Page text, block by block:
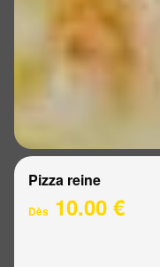
Pizza reine
Dès 10.00 €